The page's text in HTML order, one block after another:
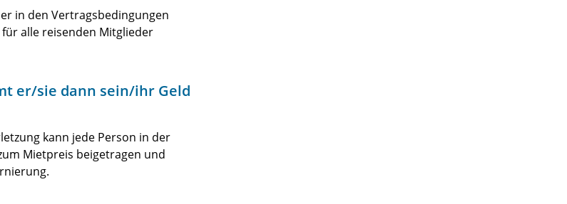
in den Vertragsbedingungen
alle reisenden Mitglieder
er/sie dann sein/ihr Geld
kann jede Person in der
Mietpreis beigetragen und